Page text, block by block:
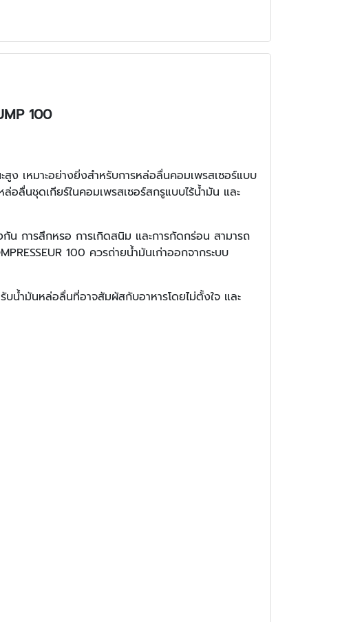
100
ง เหมาะอย่างยิ่งสำหรับการหล่อลื่นคอมเพรสเซอร์แบบ
อลื่นชุดเกียร์ในคอมเพรสเซอร์สกรูแบบไร้น้ำมัน และ
น การสึกหรอ การเกิดสนิม และการกัดกร่อน สามารถ
100 ควรถ่ายน้ำมันเก่าออกจากระบบ
บน้ำมันหล่อลื่นที่อาจสัมผัสกับอาหารโดยไม่ตั้งใจ และ